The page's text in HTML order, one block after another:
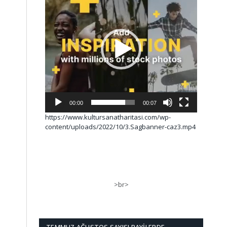
00:00 00:07
https://www.kultursanatharitasi.com/wp-
content/uploads/2022/10/3.Sagbanner-caz3.mp4
>br>